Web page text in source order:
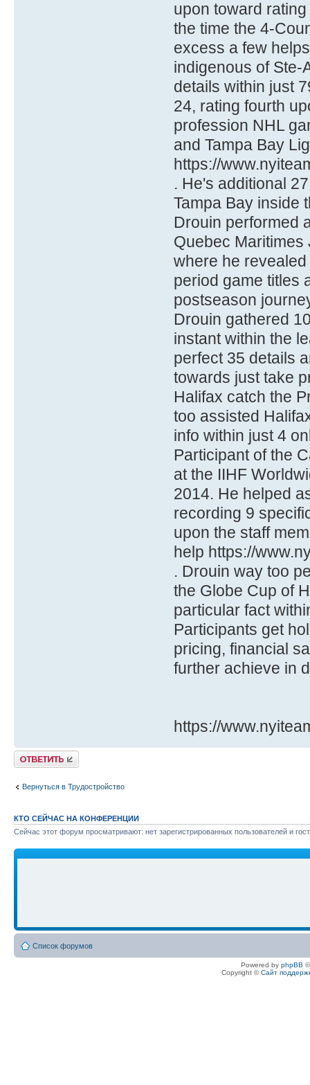
upon toward
the time the 4-
excess a few
indigenous of Ste-
details within just
24, rating fourth
profession NHL
and Tampa Bay
https://
. He's additional
Tampa Bay inside
Drouin performed
Quebec
where he
period game titles
postseason
Drouin gathered
instant within the
perfect 35 details
towards just take
Halifax catch the
too assisted
info within just 4
Participant of the
at the IIHF
2014. He helped
recording 9
upon the staff
help https://
. Drouin way too
the Globe Cup of
particular fact
Participants get
pricing, financial
further achieve in
https://
Ответить
Вернуться в Трудостройство
КТО СЕЙЧАС НА КОНФЕРЕНЦИИ
Сейчас этот форум просматривают: нет зарегистрированных пользователей и
Список форумов
Powered by phpBB
Copyright ©Сайт